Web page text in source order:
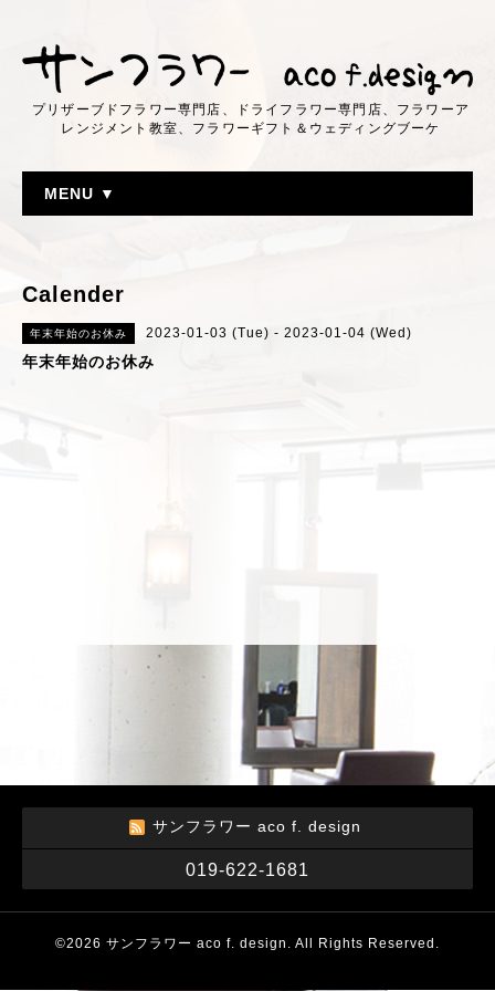
プリザーブドフラワー専門店、ドライフラワー専門店、フラワーア
レンジメント教室、フラワーギフト＆ウェディングブーケ
MENU ▼
Calender
年末年始のお休み 2023-01-03 (Tue) - 2023-01-04 (Wed)
年末年始のお休み
サンフラワー aco f. design
019-622-1681
©2026 サンフラワー aco f. design . All Rights Reserved.